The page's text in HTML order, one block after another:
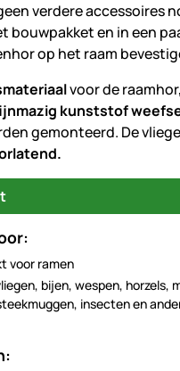
verdere accessoires
bouwpakket en in een
op het raam
voor de
kunststof
gemonteerd. De
voor ramen
bijen, wespen, horzels,
insecten en